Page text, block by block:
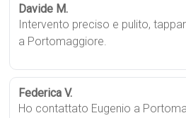
Davide M.
Intervento preciso e pulito,
a Portomaggiore.
Federica V.
Ho contattato Eugenio a